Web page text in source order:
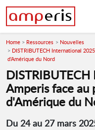
Home Ressources
Nouvelles
DISTRIBUTECH International
d'Amérique du Nord
Amperis face au
d'Amérique du
Du 24 au 27 mars